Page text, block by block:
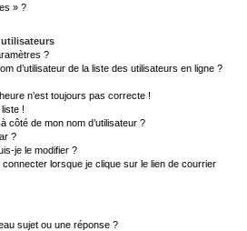
» ?
utilisateurs
?
d’utilisateur de la liste des utilisateurs en ligne ?
n’est toujours pas correcte !
!
côté de mon nom d’utilisateur ?
?
je le modifier ?
connecter lorsque je clique sur le lien de courrier
sujet ou une réponse ?